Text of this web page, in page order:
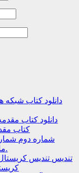
دانلود کتاب شبکه
دانلود
کتاب
شماره دوم
ماهنامه الکترونیکی چیپست منتشر شد.
تندیس